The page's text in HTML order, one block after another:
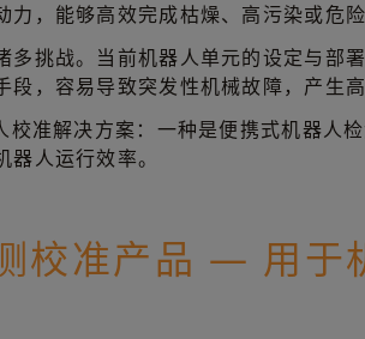
，能够高效完成枯燥、高污染或危
多挑战。当前机器人单元的设定与部
，容易导致突发性机械故障，产生高
校准解决方案：一种是便携式机器人
人运行效率。
校准产品 — 用于